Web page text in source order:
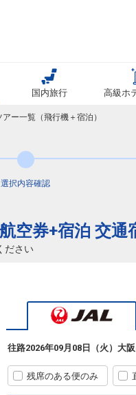
国内旅行 高級ホ
ー一覧（飛行機＋宿泊）
選択内容確認
空券+宿泊 交通
ださい
往路2026年09月08日（火） 大
残席のある便のみ